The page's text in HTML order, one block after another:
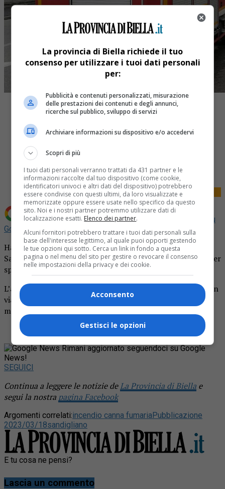
Share
Tweet
Aggiungi La Provincia di Biella come
Fonte preferita su
Google
Ha preso fuoco una canna fumaria questa mattina a
Sandigliano. Sul posto sono intervenuti i vigili del fuoco per
spegnere le fiamme e mettere in sicurezza la zona.
L’allarme è scattato intorno alle 9.30, il fatto è accaduto in
via Casale e sul luogo dell’incendio sono arrivate ben tre
mezzi per scongiurare il peggio.
Rimani aggiornato seguendoci su Google
News!
SEGUICI
Continua a leggere le notizie deLa Provincia di Biella e
segui la nostra pagina Facebook
Argomenti correlati:incendio canna fumariaPubblicazione
2023/03/18sandigliano
E tu cosa ne pensi?
Lascia un commento
La provincia di Biella richiede il tuo
consenso per utilizzare i tuoi dati personali
per:
Pubblicità e contenuti personalizzati, misurazione
delle prestazioni dei contenuti e degli annunci,
ricerche sul pubblico, sviluppo di servizi
Archiviare informazioni su dispositivo e/o accedervi
Scopri di più
I tuoi dati personali verranno trattati da 431 partner e le
informazioni raccolte dal tuo dispositivo (come cookie,
identificatori univoci e altri dati del dispositivo) potrebbero
essere condivise con questi ultimi, da loro visualizzate e
memorizzate oppure essere usate nello specifico da questo
sito. Noi e i nostri partner potremmo utilizzare dati di
localizzazione esatti. Elenco dei partner.
Alcuni fornitori potrebbero trattare i tuoi dati personali sulla
base dell'interesse legittimo, al quale puoi opporti gestendo
le tue opzioni qui sotto. Cerca un link in fondo a questa
pagina o nel menu del sito per gestire o revocare il consenso
nelle impostazioni della privacy e dei cookie.
Acconsento
Gestisci le opzioni